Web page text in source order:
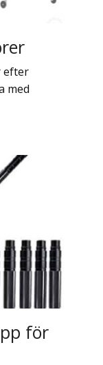
efter
med
för